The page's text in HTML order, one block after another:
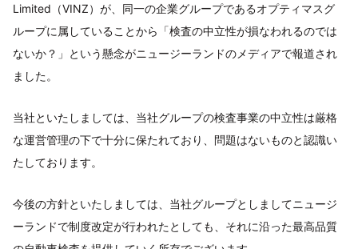
Limited（VINZ）が、同一の企業グループであるオプティマスグ
ループに属していることから「検査の中立性が損なわれるのでは
ないか？」という懸念がニュージーランドのメディアで報道され
ました。
当社といたしましては、当社グループの検査事業の中立性は厳格
な運営管理の下で十分に保たれており、問題はないものと認識い
たしております。
今後の方針といたしましては、当社グループとしましてニュージ
ーランドで制度改定が行われたとしても、それに沿った最高品質